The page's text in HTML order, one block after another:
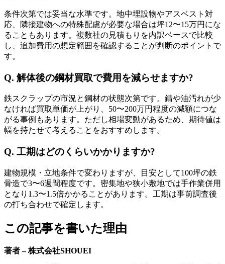
条件次第では妥当な水準です。地中埋設物やアスベスト対
応、隣接建物への特殊配慮が必要な場合は坪12〜15万円にな
ることもあります。複数社の見積もりを内訳ベースで比較
し、追加費用の想定範囲を確認することが判断のポイントで
す。
Q. 解体後の鋼材買取で費用を減らせますか?
鉄スクラップの市況と鋼材の状態次第です。錆や油汚れが少
なければ買取単価が上がり、50〜200万円程度の減額につな
がる事例もあります。ただし相場変動があるため、期待値は
幅を持たせて考えることをおすすめします。
Q. 工期はどのくらいかかりますか?
建物規模・立地条件で変わりますが、目安として100坪の鉄
骨造で3〜6週間程度です。密集地や狭小敷地では手作業併用
となり1.3〜1.5倍かかることがあります。工期は事前調査後
の打ち合わせで確定します。
この記事を書いた理由
著者 – 株式会社SHOUEI